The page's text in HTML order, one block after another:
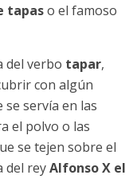
tapaso el famoso
del verbo tapar,
con algún
servía en las
el polvo o las
se tejen sobre el
del reyAlfonso X el